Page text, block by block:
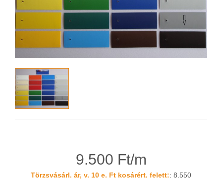
9.500 Ft/m
Törzsvásárl. ár, v. 10 e. Ft kosárért. felett:: 8.550